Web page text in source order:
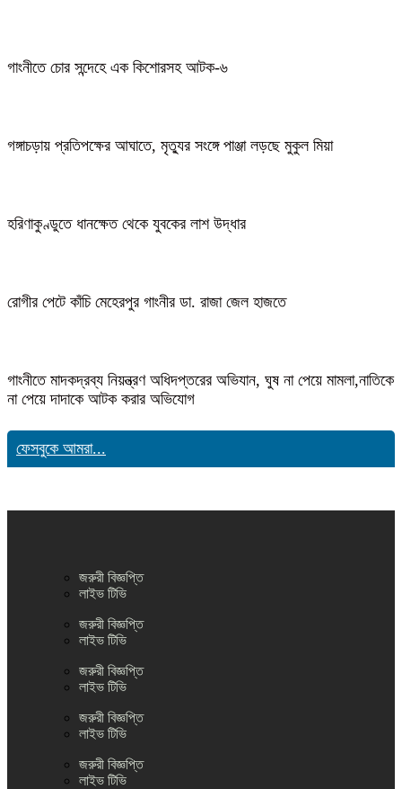
গাংনীতে চোর সন্দেহে এক কিশোরসহ আটক-৬
গঙ্গাচড়ায় প্রতিপক্ষের আঘাতে, মৃত্যুর সংঙ্গে পাঞ্জা লড়ছে মুকুল মিয়া
হরিণাকুণ্ডুতে ধানক্ষেত থেকে যুবকের লাশ উদ্ধার
রোগীর পেটে কাঁচি মেহেরপুর গাংনীর ডা. রাজা জেল হাজতে
গাংনীতে মাদকদ্রব্য নিয়ন্ত্রণ অধিদপ্তরের অভিযান, ঘুষ না পেয়ে মামলা,নাতিকে
না পেয়ে দাদাকে আটক করার অভিযোগ
ফেসবুকে আমরা...
জরুরী বিজ্ঞপ্তি
লাইভ টিভি
জরুরী বিজ্ঞপ্তি
লাইভ টিভি
জরুরী বিজ্ঞপ্তি
লাইভ টিভি
জরুরী বিজ্ঞপ্তি
লাইভ টিভি
জরুরী বিজ্ঞপ্তি
লাইভ টিভি